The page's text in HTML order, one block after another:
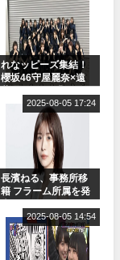
れなッピーズ集結！
櫻坂46守屋麗奈×遠
ット！」水曜スタジ
オ出演決定
長濱ねる、事務所移
籍 フラーム所属を発
2025-08-05 17:24
2025-08-05 14:54